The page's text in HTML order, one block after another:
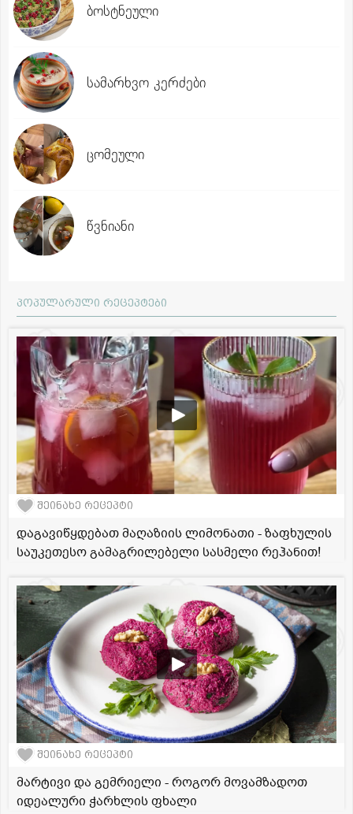
ბოსტნეული
სამარხვო კერძები
ცომეული
წვნიანი
პოპულარული რეცეპტები
შეინახე რეცეპტი
დაგავიწყდებათ მაღაზიის ლიმონათი - ზაფხულის
საუკეთესო გამაგრილებელი სასმელი რეჰანით!
შეინახე რეცეპტი
მარტივი და გემრიელი - როგორ მოვამზადოთ
იდეალური ჭარხლის ფხალი